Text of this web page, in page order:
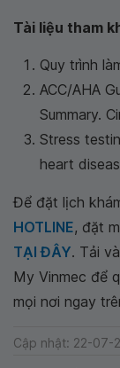
Tài liệu tham
Quy trình
ACC/AHA
Summary.
Stress
heart
Để đặt lịch
HOTLINE, đặt
TẠI ĐÂY. Tải
My Vinmec để
mọi nơi ngay
Cập nhật: 22-07-